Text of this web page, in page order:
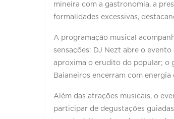
mineira com a gastronomia, a
formalidades excessivas,
A programação musical
sensações: DJ Nezt abre o
aproxima o erudito do popular; o
Baianeiros encerram com
Além das atrações musicais, o
participar de degustações